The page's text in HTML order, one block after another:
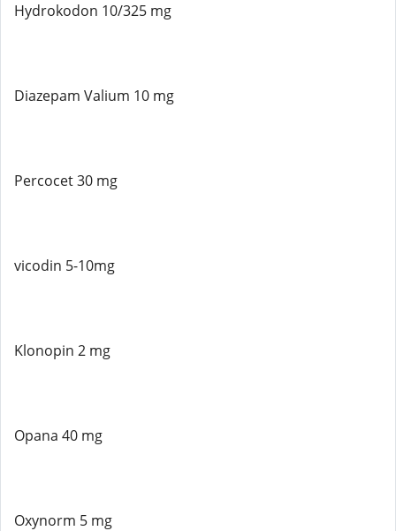
Hydrokodon 10/325 mg
Diazepam Valium 10 mg
Percocet 30 mg
vicodin 5-10mg
Klonopin 2 mg
Opana 40 mg
Oxynorm 5 mg